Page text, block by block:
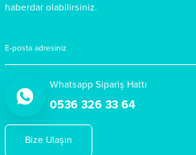
haberdar olabilirsiniz.
Whatsapp Sipariş Hattı
0536 326 33 64
Bize Ulaşın